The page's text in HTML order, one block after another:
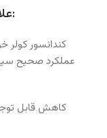
علائم و دلایل خرابی کندانسور کولر خودرو:
کندانسور
عملکرد صحیح
– کاهش قابل